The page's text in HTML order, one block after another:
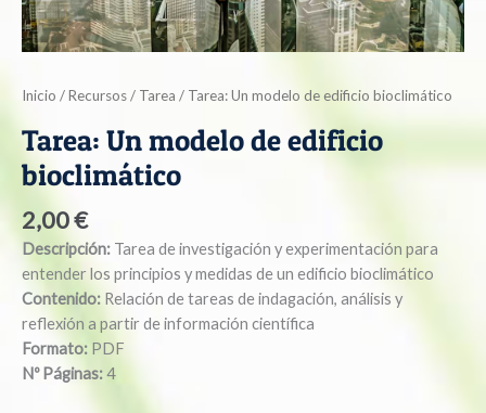
Inicio /Recursos/ Tarea / Tarea: Un modelo de edificio bioclimático
Tarea: Un modelo de edificio
bioclimático
2,00€
Descripción: Tarea de investigación y experimentación para
entender los principios y medidas de un edificio bioclimático
Contenido: Relación de tareas de indagación, análisis y
reflexión a partir de información científica
Formato: PDF
Nº Páginas:4